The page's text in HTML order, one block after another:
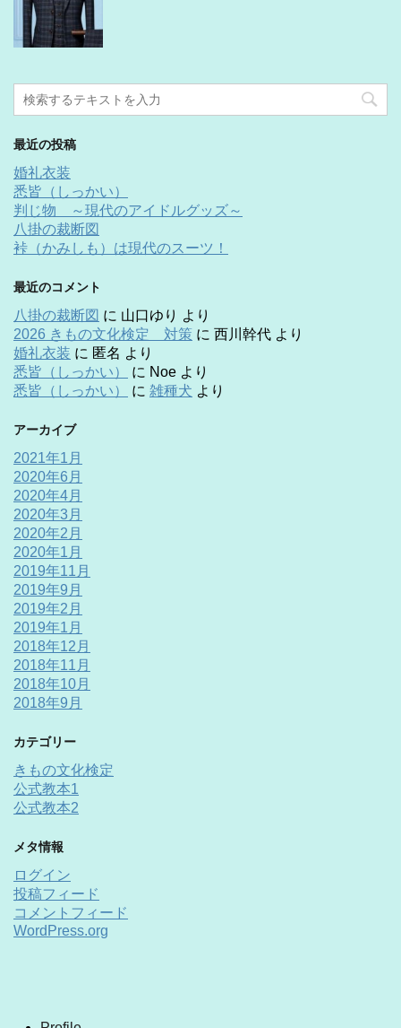
最近の投稿
婚礼衣装
悉皆（しっかい）
判じ物 ～現代のアイドルグッズ～
八掛の裁断図
裃（かみしも）は現代のスーツ！
最近のコメント
八掛の裁断図 に 山口ゆり より
2026 きもの文化検定 対策 に 西川幹代 より
婚礼衣装 に 匿名 より
悉皆（しっかい）
に Noe より
悉皆（しっかい）
に 雑種犬 より
アーカイブ
2021年1月
2020年6月
2020年4月
2020年3月
2020年2月
2020年1月
2019年11月
2019年9月
2019年2月
2019年1月
2018年12月
2018年11月
2018年10月
2018年9月
カテゴリー
きもの文化検定
公式教本1
公式教本2
メタ情報
ログイン
投稿フィード
コメントフィード
WordPress.org